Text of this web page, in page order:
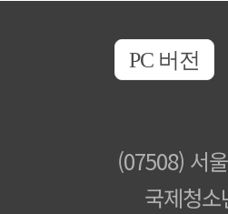
PC 버전
(07508) 서
국제청